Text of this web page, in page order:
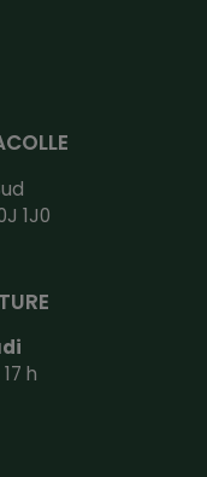
1J0
h